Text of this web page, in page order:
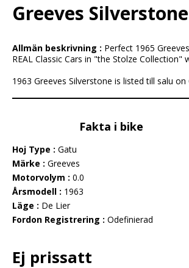
Greeves
Allmän beskrivning : Perfect 1965
REAL Classic Cars in "the Stolze
1963 Greeves Silverstone is listed till salu
Fakta i bike
Hoj Type : Gatu
Märke : Greeves
Motorvolym : 0.0
Årsmodell : 1963
Läge : De Lier
Fordon Registrering : Odefinierad
Ej prissatt